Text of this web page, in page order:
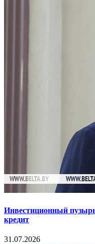
Инвестиционный
кредит
31.07.2026